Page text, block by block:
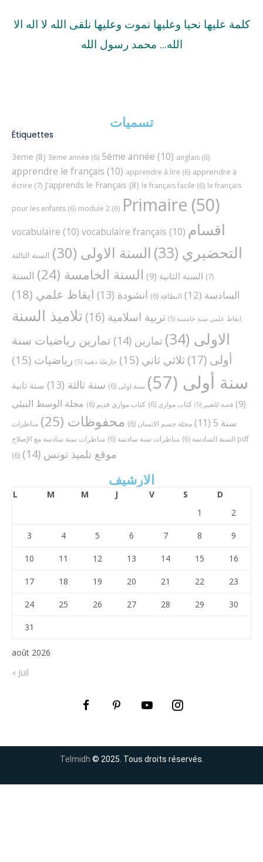
كلمة عليها نحيا وعليها نموت وعليها نلقى الله لا اله الا
الله… محمد رسول الله
تسميات
Étiquettes
3eme (8) 3eme année (6) 5éme année (10) anglais (6)
apprendre le français (10) apprendre à lire (6) apprendre à
écrire (7) J'apprends le Français (8) le français facile (6) le français
pour les enfants (6) module 2 (6) Primaire (50)
vocabulaire (10) vocabulaire français (10) اقسام
التحضيري (33) السنة الاولى (30)
السنة الثالثة
(7)
السنة الثانية (9) السنة الخامسة (24)
السنة
السادسة (12) النظافة (6) انشودة (13) ايقاظ علمي (18)
ايقاظ علمي سنة خامسة (5) تربية اسلامية (16)
تلاميذ السنة
الاولى (34) تمارين (14)
تمارين رياضيات سنة
أولى (17) ثلاثي ثاني (15) خارطة ذهنية (5) رياضيات (15)
سنة أولى (57) سنة اولى (6) سنة ثالثة (13)
سنة ثانية
(9)
قصة للتعبير (5) كتاب موازي (6) كتاب موازي قديم (6)
مجلة الوسط البيئي
سنة 5
(11) مجلة جسم الانسان (6) محفوظات (25)
مناظرات
السنة السادسة (6) مناظرات سنة سادسة (6)
مناظرات سنة سادسة مع الإصلاح pdf
(6)
موقع تلميذ تونس (14)
الارشيف
août 2026
L M M J V S
D
1
2
3 4 5 6 7 8 9
10 11 12 13 14 15 16
17 18 19 20 21 22 23
24 25 26 27 28 29 30
31
« Juil
Telmidh © 2025. Tous droits réservés.